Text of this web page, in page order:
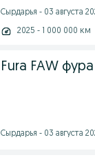
Cырдарья - 03 августа
2025 - 1 000 000 км
Fura FAW
Cырдарья - 03 августа